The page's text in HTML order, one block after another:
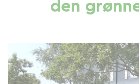
den